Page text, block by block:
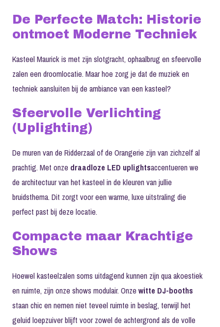
De Perfecte Match: Historie
ontmoet Moderne Techniek
Kasteel Maurick is met zijn slotgracht, ophaalbrug en sfeervolle
zalen een droomlocatie. Maar hoe zorg je dat de muziek en
techniek aansluiten bij de ambiance van een kasteel?
Sfeervolle Verlichting
(Uplighting)
De muren van de Ridderzaal of de Orangerie zijn van zichzelf al
prachtig. Met onze draadloze LED uplightsaccentueren we
de architectuur van het kasteel in de kleuren van jullie
bruidsthema. Dit zorgt voor een warme, luxe uitstraling die
perfect past bij deze locatie.
Compacte maar Krachtige
Shows
Hoewel kasteelzalen soms uitdagend kunnen zijn qua akoestiek
en ruimte, zijn onze shows modulair. Onzewitte DJ-booths
staan chic en nemen niet teveel ruimte in beslag, terwijl het
geluid loepzuiver blijft voor zowel de achtergrond als de volle